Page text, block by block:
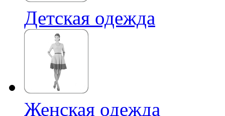
Детская одежда
Женская одежда